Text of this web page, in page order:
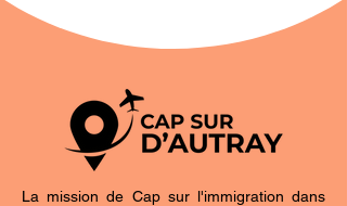
La mission de Cap sur l'immigration dans